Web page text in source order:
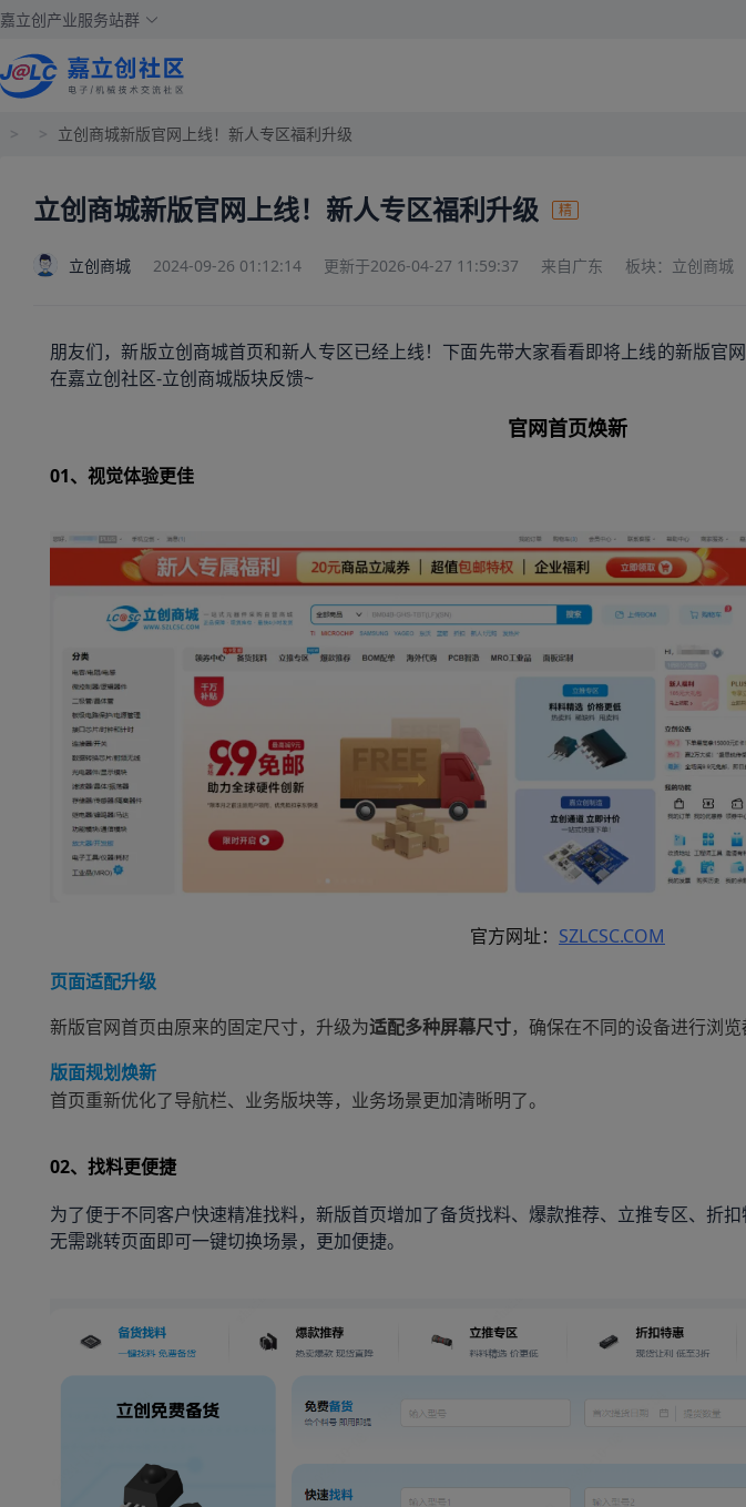
嘉立创产业服务站群
> > 立创商城新版官网上线！新人专区福利升级
立创商城新版官网上线！新人专区福利升级 精
立创商城 2024-09-26 01:12:14 更新于2026-04-27 11:59:37 来自广东 板块：立创商城
朋友们，新版立创商城首页和新人专区已经上线！下面先带大家看看即将上线的新版官
在嘉立创社区-立创商城版块反馈~
官网首页焕新
01、视觉体验更佳
官方网址： SZLCSC.COM
页面适配升级
新版官网首页由原来的固定尺寸，升级为适配多种屏幕尺寸，确保在不同的设备进行浏览
版面规划焕新
首页重新优化了导航栏、业务版块等，业务场景更加清晰明了。
02、找料更便捷
为了便于不同客户快速精准找料，新版首页增加了备货找料、爆款推荐、立推专区、折
无需跳转页面即可一键切换场景，更加便捷。